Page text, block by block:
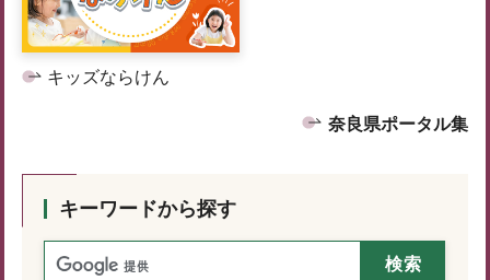
キッズならけん
奈良県ポータル集
キーワードから探す